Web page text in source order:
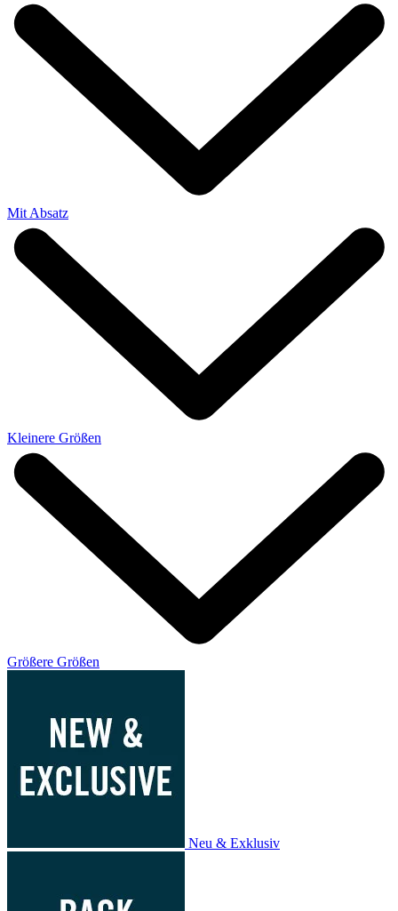
Mit Absatz
Kleinere Größen
Größere Größen
Neu & Exklusiv